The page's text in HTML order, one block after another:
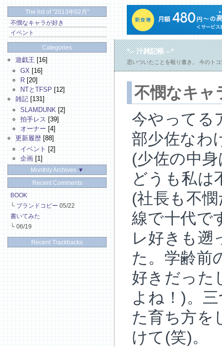
*-- 汁雑記帳 --*
思いついたことを殴り書き。 今のト
The list of "2013年02月"
不憫なキャラが好き
イベント
Categories
遊戯王[16]
GX[16]
R[20]
NTとTFSP[12]
雑記[131]
SLAMDUNK[2]
拍手レス[39]
オーナー[4]
更新履歴[88]
イベント[2]
企画[1]
Monthly Archives ▼
Recent Comments
BOOK
└ブランドコピー05/22
書いてみた
└06/19
Recent Trackbacks
不憫なキャ
今やってる
部少佐なわ
(少佐の中
どうも私は
(社長も不
線で十代で
レ好きも遡
た。学齢前
好きだった
よね！)。
た育ち方を
けて(笑)。